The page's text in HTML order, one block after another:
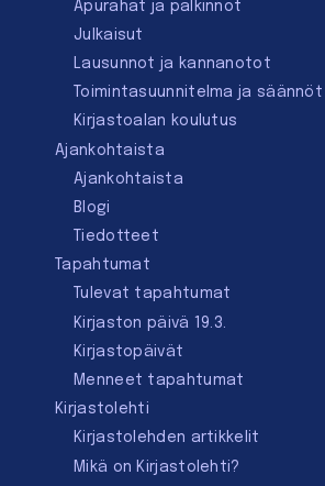
Apurahat ja palkinnot
Julkaisut
Lausunnot ja kannanotot
Toimintasuunnitelma ja säännöt
Kirjastoalan koulutus
Ajankohtaista
Ajankohtaista
Blogi
Tiedotteet
Tapahtumat
Tulevat tapahtumat
Kirjaston päivä 19.3.
Kirjastopäivät
Menneet tapahtumat
Kirjastolehti
Kirjastolehden artikkelit
Mikä on Kirjastolehti?